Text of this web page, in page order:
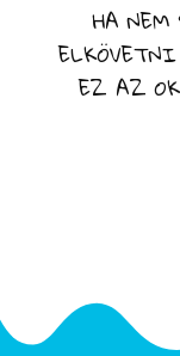
HA NEM
EZ AZ